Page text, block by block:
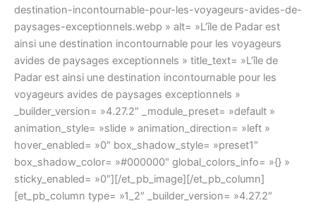
destination-incontournable-pour-les-voyageurs-avides-de-
paysages-exceptionnels.webp » alt= »L’île de Padar est
ainsi une destination incontournable pour les voyageurs
avides de paysages exceptionnels » title_text= »L’île de
Padar est ainsi une destination incontournable pour les
voyageurs avides de paysages exceptionnels »
_builder_version= »4.27.2″ _module_preset= »default »
animation_style= »slide » animation_direction= »left »
hover_enabled= »0″ box_shadow_style= »preset1″
box_shadow_color= »#000000″ global_colors_info= »{} »
sticky_enabled= »0″][/et_pb_image][/et_pb_column]
[et_pb_column type= »1_2″ _builder_version= »4.27.2″